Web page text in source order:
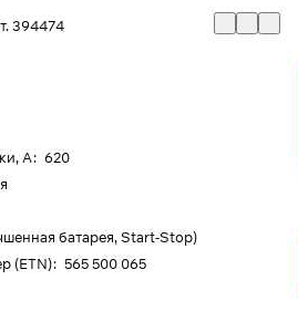
394474
А: 620
батарея, Start-Stop)
(ETN): 565 500 065